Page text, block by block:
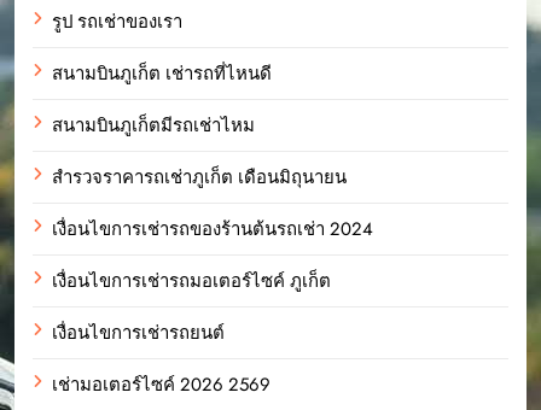
รูป รถเช่าของเรา
สนามบินภูเก็ต เช่ารถที่ไหนดี
สนามบินภูเก็ตมีรถเช่าไหม
สำรวจราคารถเช่าภูเก็ต เดือนมิถุนายน
เงื่อนไขการเช่ารถของร้านต้นรถเช่า 2024
เงื่อนไขการเช่ารถมอเตอร์ไซค์ ภูเก็ต
เงื่อนไขการเช่ารถยนต์
เช่ามอเตอร์ไซค์ 2026 2569